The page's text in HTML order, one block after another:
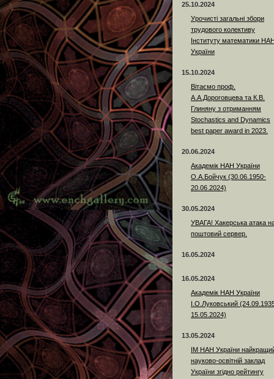
25.10.2024
Урочисті загальні збори
трудового колективу
Інституту математики
України
15.10.2024
Вітаємо проф.
А.А.Дороговцева та К.В.
Глиняну з отриманням
Stochastics and Dynamics
best paper award in 2023.
20.06.2024
Академік НАН України
О.А.Бойчук (30.06.1950-
20.06.2024)
30.05.2024
УВАГА! Хакерська атака
поштовий сервер.
16.05.2024
16.05.2024
Академік НАН України
І.О.Луковський
15.05.2024)
13.05.2024
ІМ НАН України
науково-освітній заклад
України згідно рейтингу